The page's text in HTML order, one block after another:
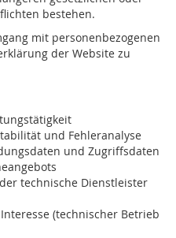
bestehen.
mit personenbezogenen
der Website zu
und Fehleranalyse
und Zugriffsdaten
technische Dienstleister
(technischer Betrieb